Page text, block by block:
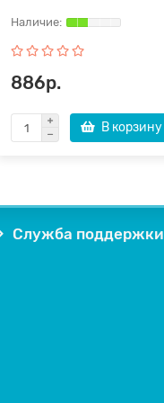
886р.
В корзину
Служба поддержки